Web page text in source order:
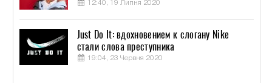
12:40, 19 Липня 2020
Just Do It: вдохновением к слогану Nike
стали слова преступника
19:04, 23 Червня 2020